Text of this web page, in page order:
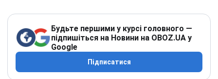
Будьте першими у курсі головного —
підпишіться на Новини на OBOZ.UA у
Google
Підписатися